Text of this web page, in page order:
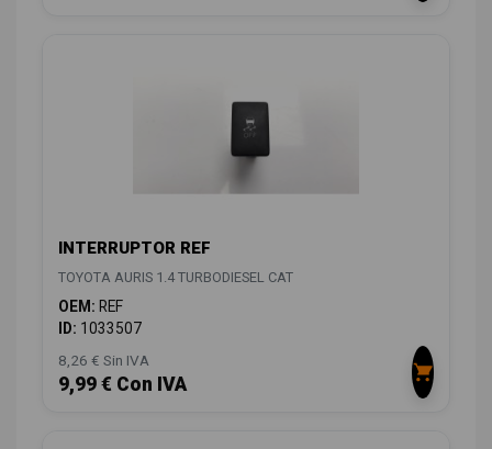
INTERRUPTOR REF
TOYOTA AURIS 1.4 TURBODIESEL CAT
OEM: REF
ID: 1033507
8,26 € Sin IVA
9,99 € Con IVA